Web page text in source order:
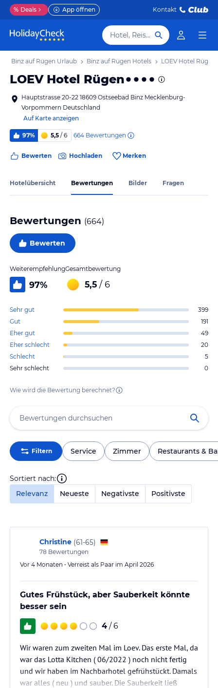
% Deals App öffnen Kontakt
Hotel, Reiseziel
Binz auf Rügen Urlaub Binz auf Rügen Hotels LOEV Hotel Rügen
LOEV Hotel Rügen
Hauptstrasse 20-22 18609 Ostseebad Binz Mecklenburg-
Vorpommern Deutschland
Auf Karte anzeigen
97% 5,5 / 6 664 Bewertungen
Bewerten Hochladen Merken
Hotelübersicht Bewertungen Bilder Fragen
Bewertungen (664)
Bewerten
Weiterempfehlung
97%
Gesamtbewertung
5,5 / 6
Sehr gut
399
Gut
191
Eher gut
49
Eher schlecht
20
Schlecht
5
Sehr schlecht
0
Wie wird die Bewertung berechnet?
Filtern Service Zimmer Restaurants &
Sortiert nach:
Relevanz
Neueste Negativste Positivste
Christine (61-65)
78 Bewertungen
Vor 4 Monaten • Verreist als Paar im April 2026
Gutes Frühstück, aber Sauberkeit könnte
besser sein
4 / 6
Wir waren zum zweiten Mal im Loev. Das erste Mal, da
war das Lotta Kitchen ( 06/2022 ) noch nicht fertig
und wir haben im Nachbarhotel gefrühstückt. Damals
war alles ( neu ) und sauber. Die Sauberkeit ließ